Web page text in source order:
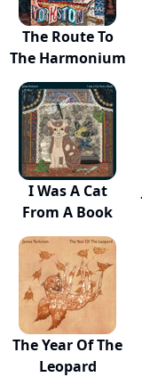
The Route To
The Harmonium
I Was A Cat
From A Book
The Year Of The
Leopard